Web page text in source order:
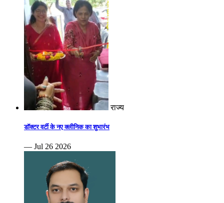
राज्य
डॉक्टर वर्टी के नए क्लीनिक का शुभारंभ
— Jul 26 2026